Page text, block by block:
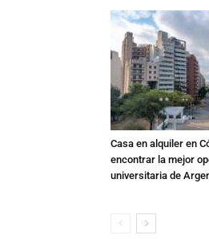
Casa en alquiler en
encontrar la mejor
universitaria de